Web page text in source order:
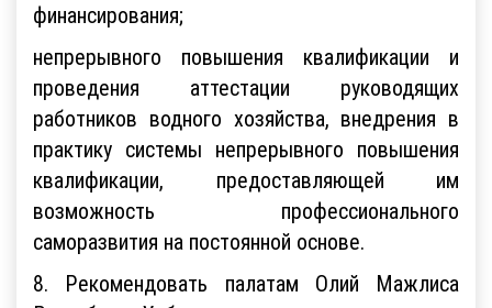
финансирования;
непрерывного повышения квалификации и
проведения аттестации руководящих
работников водного хозяйства, внедрения в
практику системы непрерывного повышения
квалификации, предоставляющей им
возможность профессионального
саморазвития на постоянной основе.
8. Рекомендовать палатам Олий Мажлиса